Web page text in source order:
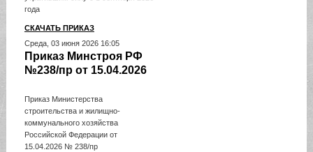
года
СКАЧАТЬ ПРИКАЗ
Среда, 03 июня 2026 16:05
Приказ Минстроя РФ
№238/пр от 15.04.2026
Приказ Министерства
строительства и жилищно-
коммунального хозяйства
Российской Федерации от
15.04.2026 № 238/пр